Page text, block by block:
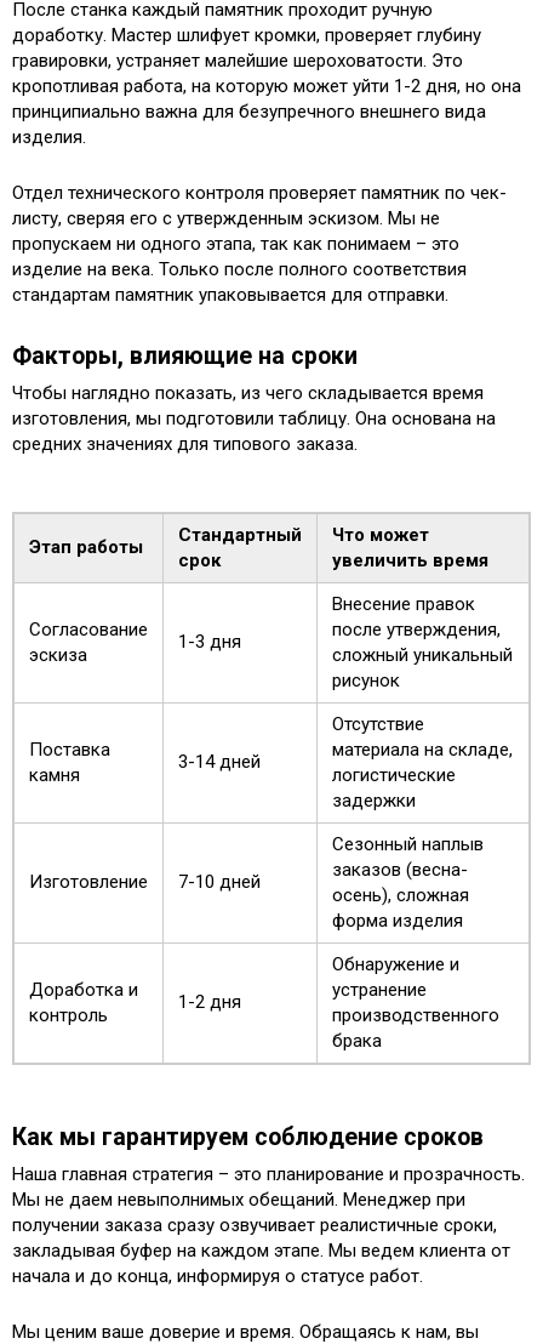
После станка каждый памятник проходит ручную
доработку. Мастер шлифует кромки, проверяет глубину
гравировки, устраняет малейшие шероховатости. Это
кропотливая работа, на которую может уйти 1-2 дня, но она
принципиально важна для безупречного внешнего вида
изделия.
Отдел технического контроля проверяет памятник по чек-
листу, сверяя его с утвержденным эскизом. Мы не
пропускаем ни одного этапа, так как понимаем – это
изделие на века. Только после полного соответствия
стандартам памятник упаковывается для отправки.
Факторы, влияющие на сроки
Чтобы наглядно показать, из чего складывается время
изготовления, мы подготовили таблицу. Она основана на
средних значениях для типового заказа.
Этап работы
Стандартный
срок
Что может
увеличить время
Согласование
эскиза
1-3 дня
Внесение правок
после утверждения,
сложный уникальный
рисунок
Поставка
камня
3-14 дней
Отсутствие
материала на складе,
логистические
задержки
Изготовление 7-10 дней
Сезонный наплыв
заказов (весна-
осень), сложная
форма изделия
Доработка и
контроль
1-2 дня
Обнаружение и
устранение
производственного
брака
Как мы гарантируем соблюдение сроков
Наша главная стратегия – это планирование и прозрачность.
Мы не даем невыполнимых обещаний. Менеджер при
получении заказа сразу озвучивает реалистичные сроки,
закладывая буфер на каждом этапе. Мы ведем клиента от
начала и до конца, информируя о статусе работ.
Мы ценим ваше доверие и время. Обращаясь к нам, вы